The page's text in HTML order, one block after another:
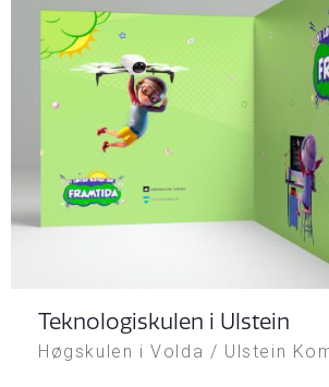
Teknologiskulen i Ulstein
Høgskulen i Volda / Ulstein